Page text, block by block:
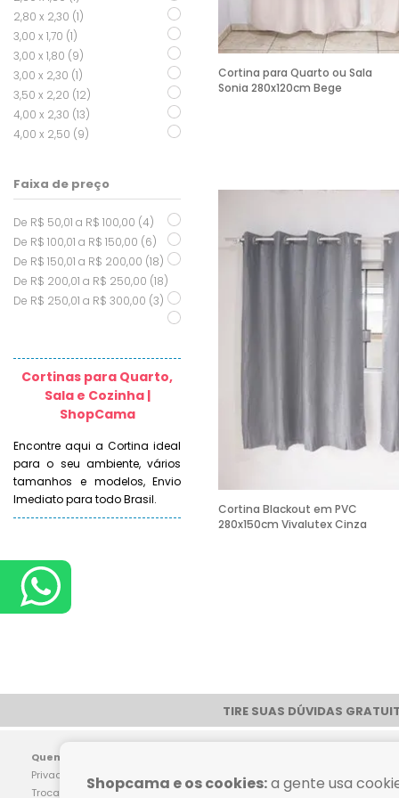
2,80 x 2,30 (1)
3,00 x 1,70 (1)
3,00 x 1,80 (9)
3,00 x 2,30 (1)
3,50 x 2,20 (12)
4,00 x 2,30 (13)
4,00 x 2,50 (9)
Faixa de preço
De R$ 50,01 a R$ 100,00 (4)
De R$ 100,01 a R$ 150,00 (6)
De R$ 150,01 a R$ 200,00 (18)
De R$ 200,01 a R$ 250,00 (18)
De R$ 250,01 a R$ 300,00 (3)
Cortinas para Quarto,
Sala e Cozinha |
ShopCama
Encontre aqui a Cortina ideal
para o seu ambiente, vários
tamanhos e modelos, Envio
Imediato para todo Brasil.
Cortina para Quarto ou Sala
Sonia 280x120cm Bege
Cortina Blackout em PVC
280x150cm Vivalutex Cinza
TIRE SUAS DÚVIDAS
Quem Somos
Privacidade
Trocas e Devoluções
Como Comprar
Política de Frete
Shopcama e os cookies:a gente usa